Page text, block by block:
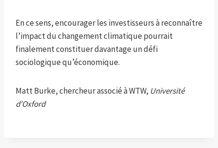
En ce sens, encourager les investisseurs à reconnaître
l’impact du changement climatique pourrait
finalement constituer davantage un défi
sociologique qu’économique.
Matt Burke, chercheur associé à WTW, Université
d'Oxford